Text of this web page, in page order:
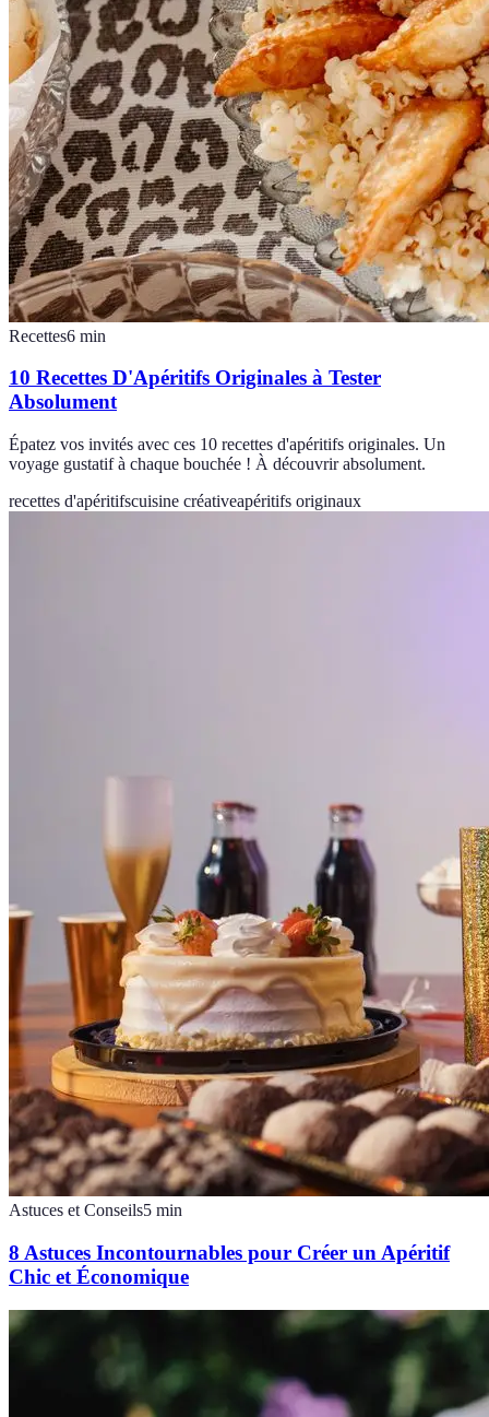
Recettes6 min
10 Recettes D'Apéritifs Originales à Tester
Absolument
Épatez vos invités avec ces 10 recettes d'apéritifs originales. Un
voyage gustatif à chaque bouchée ! À découvrir absolument.
recettes d'apéritifscuisine créativeapéritifs originaux
Astuces et Conseils5 min
8 Astuces Incontournables pour Créer un Apéritif
Chic et Économique